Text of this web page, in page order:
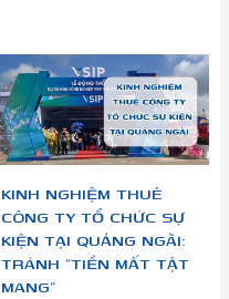
KINH NGHIỆM THUÊ
CÔNG TY TỔ CHỨC SỰ
KIỆN TẠI QUẢNG NGÃI:
TRÁNH “TIỀN MẤT TẬT
MANG”